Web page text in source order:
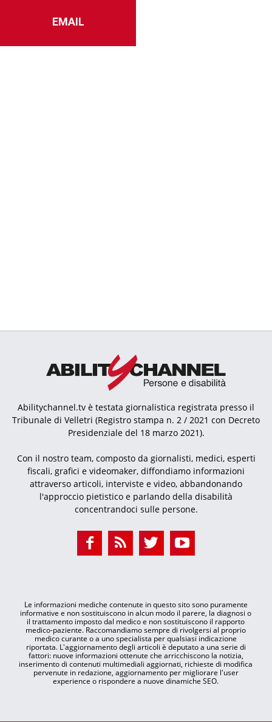
EMAIL
Abilitychannel.tv è testata giornalistica registrata presso il
Tribunale di Velletri (Registro stampa n. 2 / 2021 con Decreto
Presidenziale del 18 marzo 2021).
Con il nostro team, composto da giornalisti, medici, esperti
fiscali, grafici e videomaker, diffondiamo informazioni
attraverso articoli, interviste e video, abbandonando
l'approccio pietistico e parlando della disabilità
concentrandoci sulle persone.
Le informazioni mediche contenute in questo sito sono puramente
informative e non sostituiscono in alcun modo il parere, la diagnosi o
il trattamento imposto dal medico e non sostituiscono il rapporto
medico-paziente. Raccomandiamo sempre di rivolgersi al proprio
medico curante o a uno specialista per qualsiasi indicazione
riportata. L'aggiornamento degli articoli è deputato a una serie di
fattori: nuove informazioni ottenute che arricchiscono la notizia,
inserimento di contenuti multimediali aggiornati, richieste di modifica
pervenute in redazione, aggiornamento per migliorare l'user
experience o rispondere a nuove dinamiche SEO.